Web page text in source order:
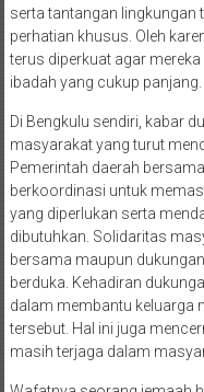
serta tantangan lingkungan
perhatian khusus. Oleh
terus diperkuat agar
ibadah yang cukup panjang.
Di Bengkulu sendiri, kabar
masyarakat yang turut
Pemerintah daerah
berkoordinasi untuk
yang diperlukan serta
dibutuhkan. Solidaritas
bersama maupun
berduka. Kehadiran
dalam membantu keluarga
tersebut. Hal ini juga
masih terjaga dalam